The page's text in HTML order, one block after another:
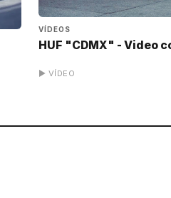
VÍDEOS
HUF "CDMX" - Video
▶ VÍDEO